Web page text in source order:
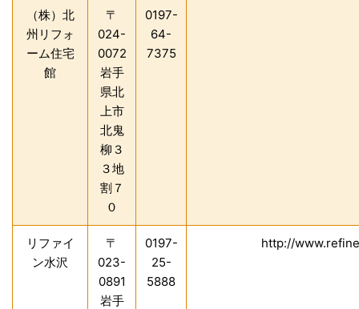
（株）北
州リフォ
ーム住宅
館
〒
024-
0072
岩手
県北
上市
北鬼
柳３
３地
割７
０
0197-
64-
7375
リファイ
ン水沢
〒
023-
0891
岩手
0197-
25-
5888
http://